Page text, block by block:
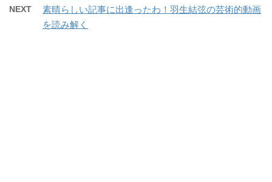
NEXT
素晴らしい記事に出逢ったわ！羽生結弦の芸術的動画
を読み解く